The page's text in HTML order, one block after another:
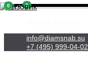
info@diamsnab.su
+7 (495) 999-04-02
0
0